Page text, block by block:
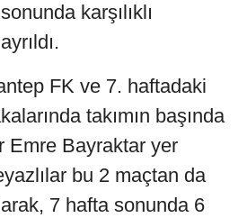
karşılıklı
FK ve 7. haftadaki
takımın başında
Emre Bayraktar yer
bu 2 maçtan da
7 hafta sonunda 6